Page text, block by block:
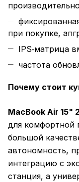
при покупке,
IPS‑матрица
частота
Почему стоит
MacBook Air 15"
для комфортной
большой
автономность,
интеграцию с
станция, а